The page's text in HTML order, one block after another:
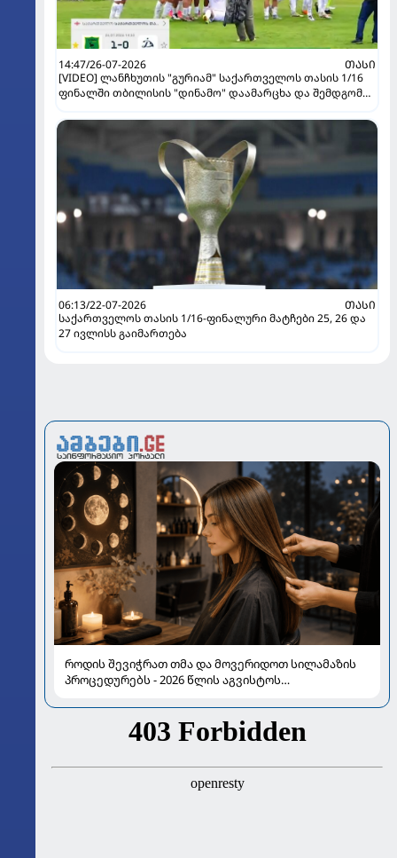
14:47/26-07-2026
ᲗᲐᲡᲘ
[VIDEO] ლანჩხუთის "გურიამ" საქართველოს თასის 1/16
ფინალში თბილისის "დინამო" დაამარცხა და შემდგომ
06:13/22-07-2026
ᲗᲐᲡᲘ
საქართველოს თასის 1/16-ფინალური მატჩები 25, 26 და
27 ივლისს გაიმართება
როდის შევიჭრათ თმა და მოვერიდოთ სილამაზის
პროცედურებს - 2026 წლის აგვისტოს